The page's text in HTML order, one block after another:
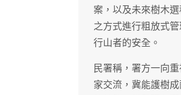
案，以及未來樹木
之方式進行粗放式
行山者的安全。
民署稱，署方一向
家交流，冀能護樹